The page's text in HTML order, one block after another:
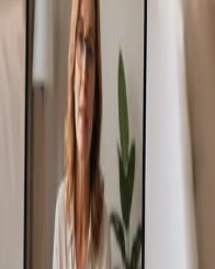
vascular
Reservar
Linfologia